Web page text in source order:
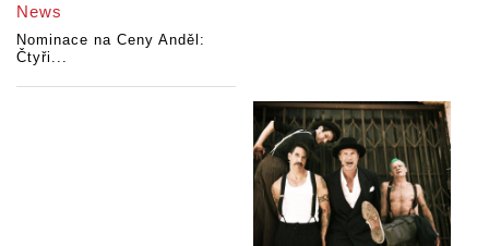
News
Nominace na Ceny Anděl:
Čtyři...